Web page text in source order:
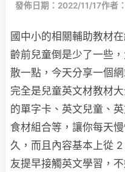
發佈日期：2022/11/17作者：
國中小的相關輔助教材
齡前兒童倒是少了一些
散一點，今天分享一個
完全是兒童英文材教材
的單字卡、英文兒童、
食材組合等，讓你每天
久，而且內容基本上從
友提早接觸英文學習，